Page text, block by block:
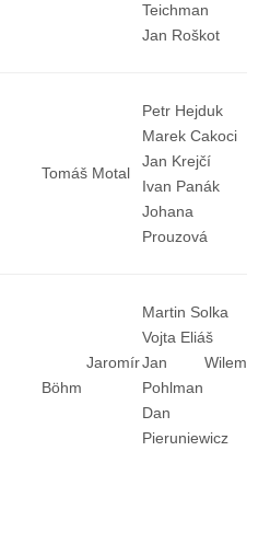
Teichman
Jan Roškot
Tomáš Motal
Petr Hejduk
Marek Cakoci
Jan Krejčí
Ivan Panák
Johana
Prouzová
Jaromír
Böhm
Martin Solka
Vojta Eliáš
Jan Wilem
Pohlman
Dan
Pieruniewicz